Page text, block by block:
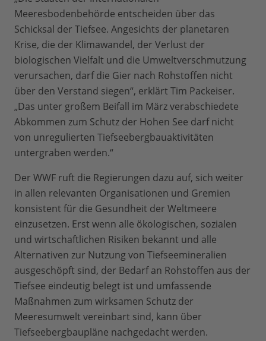
Meeresbodenbehörde entscheiden über das
Schicksal der Tiefsee. Angesichts der planetaren
Krise, die der Klimawandel, der Verlust der
biologischen Vielfalt und die Umweltverschmutzung
verursachen, darf die Gier nach Rohstoffen nicht
über den Verstand siegen“, erklärt Tim Packeiser.
„Das unter großem Beifall im März verabschiedete
Abkommen zum Schutz der Hohen See darf nicht
von unregulierten Tiefseebergbauaktivitäten
untergraben werden.“
Der WWF ruft die Regierungen dazu auf, sich weiter
in allen relevanten Organisationen und Gremien
konsistent für die Gesundheit der Weltmeere
einzusetzen. Erst wenn alle ökologischen, sozialen
und wirtschaftlichen Risiken bekannt und alle
Alternativen zur Nutzung von Tiefseemineralien
ausgeschöpft sind, der Bedarf an Rohstoffen aus der
Tiefsee eindeutig belegt ist und umfassende
Maßnahmen zum wirksamen Schutz der
Meeresumwelt vereinbart sind, kann über
Tiefseebergbaupläne nachgedacht werden.